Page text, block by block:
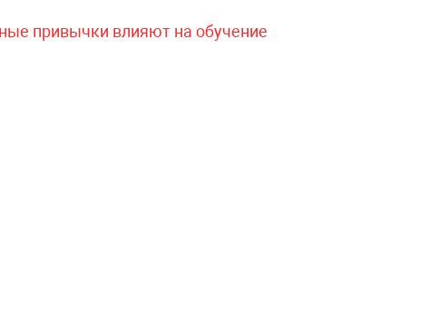
привычки влияют на обучение